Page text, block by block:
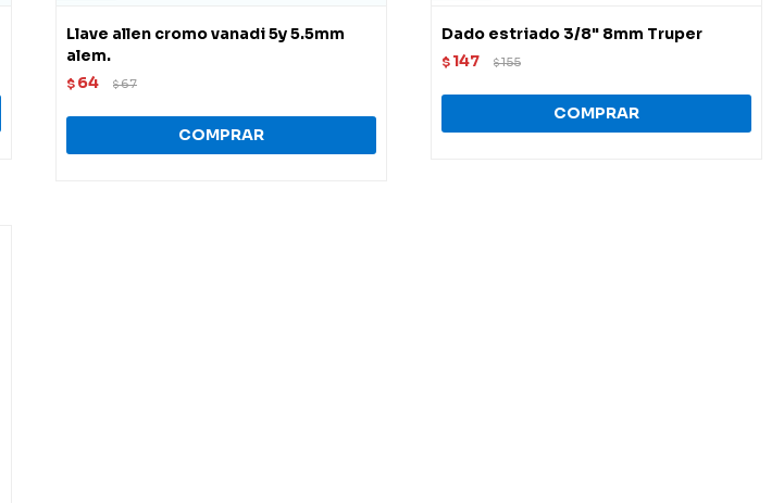
Llave allen cromo vanadi 5y 5.5mm
alem.
$ 64 $67
Dado estriado 3/8" 8mm Truper
$ 147 $155